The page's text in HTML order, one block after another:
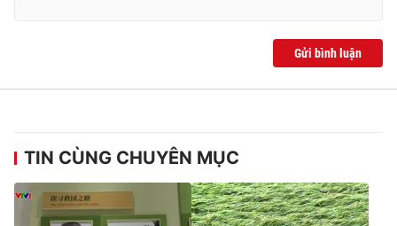
thuận bằng văn bản. Ghi rõ nguồn VTV.vn khi phát hành lại
Gửi bình luận
TIN CÙNG CHUYÊN MỤC